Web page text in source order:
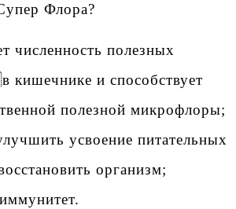
Флора?
численность полезных
кишечнике и способствует
полезной микрофлоры;
усвоение питательных
организм;